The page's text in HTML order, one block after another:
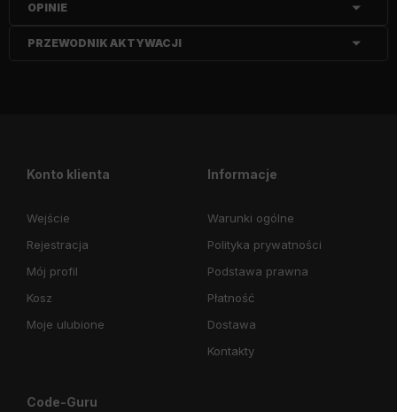
OPINIE
PRZEWODNIK AKTYWACJI
Konto klienta
Wejście
Rejestracja
Mój profil
Kosz
Moje ulubione
Informacje
Warunki ogólne
Polityka prywatności
Podstawa prawna
Płatność
Dostawa
Kontakty
Code-Guru